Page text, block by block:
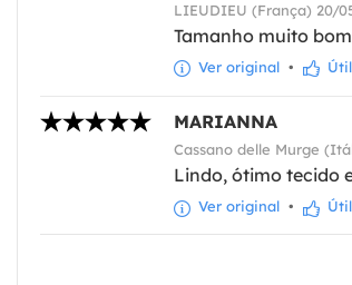
LIEUDIEU (França) 20/
Tamanho muito
Ver original • Útil
MARIANNA
Cassano delle Murge
Lindo, ótimo tecido
Ver original • Útil